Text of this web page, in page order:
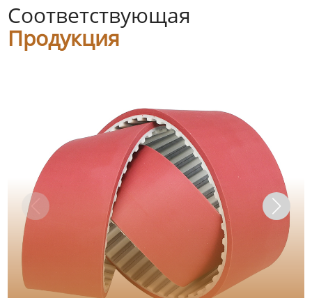
Соответствующая
Продукция